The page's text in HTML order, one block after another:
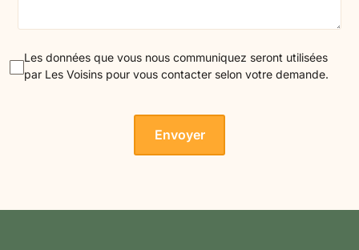
Les données que vous nous communiquez seront utilisées
par Les Voisins pour vous contacter selon votre demande.